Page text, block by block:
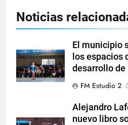
Noticias
El municipio
los espacios
desarrollo de
FM Estudio 2
Alejandro
nuevo libro